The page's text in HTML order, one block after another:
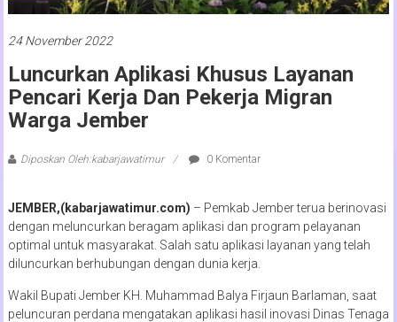
24 November 2022
Luncurkan Aplikasi Khusus Layanan
Pencari Kerja Dan Pekerja Migran
Warga Jember
Diposkan Oleh:kabarjawatimur 0 Komentar
JEMBER,(kabarjawatimur.com) – Pemkab Jember terua berinovasi
dengan meluncurkan beragam aplikasi dan program pelayanan
optimal untuk masyarakat. Salah satu aplikasi layanan yang telah
diluncurkan berhubungan dengan dunia kerja.
Wakil Bupati Jember KH. Muhammad Balya Firjaun Barlaman, saat
peluncuran perdana mengatakan aplikasi hasil inovasi Dinas Tenaga